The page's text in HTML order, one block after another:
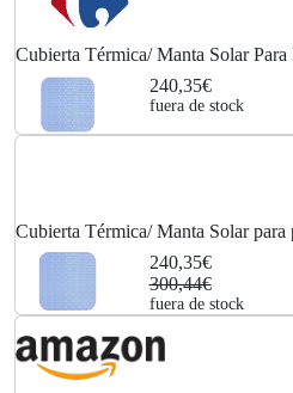
Cubierta Térmica/ Manta Solar
Geobubble Coolguard 8 X 2,5m Sin
240,35€
fuera de stock
Cubierta Térmica/ Manta Solar para
CoolGuard 8 x 2,5m sin refuerzo
240,35€
300,44€
fuera de stock